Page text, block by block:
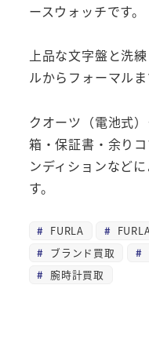
ースウォッチです。
上品な文字盤と洗
ルからフォーマルま
クオーツ（電池式）
箱・保証書・余り
ンディションなど
す。
FURLA
ブランド買取
腕時計買取